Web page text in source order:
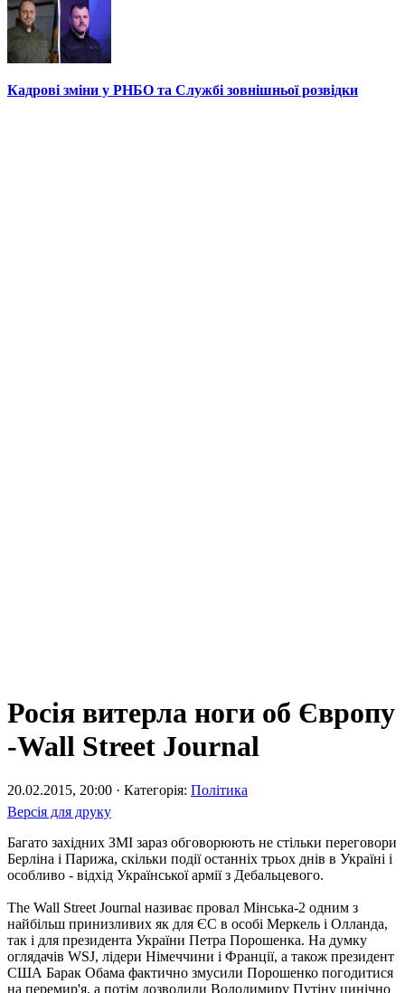
Кадрові зміни у РНБО та Службі зовнішньої розвідки
Росія витерла ноги об Європу
-Wall Street Journal
20.02.2015, 20:00 · Категорія: Політика
Версія для друку
Багато західних ЗМІ зараз обговорюють не стільки переговори
Берліна і Парижа, скільки події останніх трьох днів в Україні і
особливо - відхід Української армії з Дебальцевого.
The Wall Street Journal називає провал Мінська-2 одним з
найбільш принизливих як для ЄС в особі Меркель і Олланда,
так і для президента України Петра Порошенка. На думку
оглядачів WSJ, лідери Німеччини і Франції, а також президент
США Барак Обама фактично змусили Порошенко погодитися
на перемир'я, а потім дозволили Володимиру Путіну цинічно